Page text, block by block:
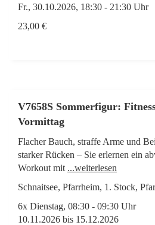
Fr., 30.10.2026, 18:30 - 21:30 Uhr
23,00 €
V7658S Sommerfigur:
Vormittag
Flacher Bauch, straffe Arme und
starker Rücken – Sie erlernen ein
Workout mit ...weiterlesen
Schnaitsee, Pfarrheim, 1. Stock,
6x Dienstag, 08:30 - 09:30 Uhr
10.11.2026 bis 15.12.2026